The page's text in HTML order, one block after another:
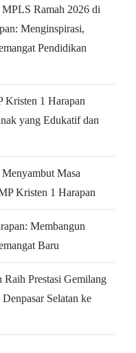
Ramah 2026 di
Menginspirasi,
Pendidikan
Kristen 1 Harapan
yang Edukatif dan
Masa
Kristen 1 Harapan
Membangun
Baru
Prestasi Gemilang
Selatan ke